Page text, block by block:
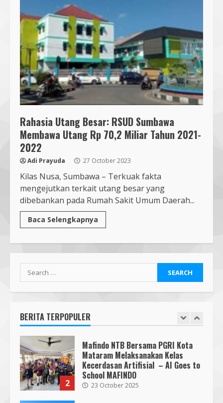
Rahasia Utang Besar: RSUD Sumbawa
Membawa Utang Rp 70,2 Miliar Tahun 2021-
2022
Adi Prayuda 27 October 2023
Kilas Nusa, Sumbawa – Terkuak fakta
mengejutkan terkait utang besar yang
dibebankan pada Rumah Sakit Umum Daerah...
Baca Selengkapnya
Search
for:
BERITA TERPOPULER
4
Segini Harga Resmi iPhone 15 di
Indonesia
14 October 2023
5
KKN 40 UMMAT Bersama BPBD
Lombok Barat Bangun Generasi
Tangguh melalui Edukasi dan
Simulasi Mitigasi Bencana
4 August 2026
6
Mahasiswa Biologi UNIZAR Jalani
PKL di Balai Karantina NTB,
Perkuat Kompetensi Biosafety
4 August 2026
7
Pendaftaran Nomor Seluler
7 July 2026
1
Mafindo NTB Bersama Pesantren
Para Pendidik
19 January 2026
2
Mafindo NTB Bersama PGRI Kota
Mataram Melaksanakan Kelas
Kecerdasan Artifisial – AI Goes to
School MAFINDO
23 October 2025